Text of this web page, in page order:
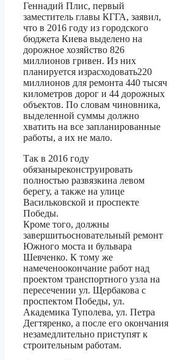
Геннадий Плис, первый
заместитель главы КГГА, заявил,
что в 2016 году из городского
бюджета Киева выделено на
дорожное хозяйство 826
миллионов гривен. Из них
планируется израсходовать220
миллионов для ремонта 440 тысяч
километров дорог и 44 дорожных
объектов. По словам чиновника,
выделенной суммы должно
хватить на все запланированные
работы, а их не мало.
Так в 2016 году
обязаныреконструировать
полностью развязкина левом
берегу, а также на улице
Васильковской и проспекте
Победы.
Кроме того, должны
завершитьосновательный ремонт
Южного моста и бульвара
Шевченко. К тому же
намеченоокончание работ над
проектом транспортного узла на
пересечении ул. Щербакова с
проспектом Победы, ул.
Академика Туполева, ул. Петра
Дегтяренко, а после его окончания
незамедлительно приступят к
строительным работам.